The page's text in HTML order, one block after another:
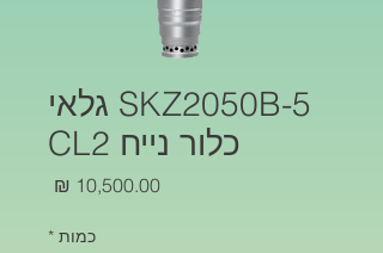
SKZ2050B-5 גלאי
כלור נייח CL2
כמות *